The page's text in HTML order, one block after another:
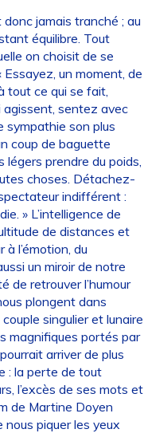
jamais tranché ; au
équilibre. Tout
on choisit de se
un moment, de
tout ce qui se fait,
agissent, sentez avec
sympathie son plus
coup de baguette
légers prendre du poids,
choses. Détachez-
indifférent :
» L’intelligence de
de distances et
à l’émotion, du
un miroir de notre
de retrouver l’humour
plongent dans
singulier et lunaire
magnifiques portés par
arriver de plus
: la perte de tout
l’excès de ses mots et
de Martine Doyen
piquer les yeux